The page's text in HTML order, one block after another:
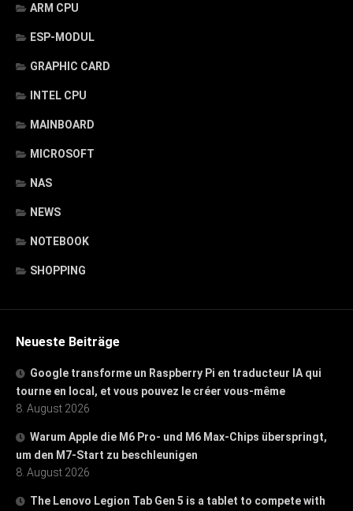
ARM CPU
ESP-MODUL
GRAPHIC CARD
INTEL CPU
MAINBOARD
MICROSOFT
NAS
NEWS
NOTEBOOK
SHOPPING
Neueste Beiträge
Google transforme un Raspberry Pi en traducteur IA qui
tourne en local, et vous pouvez le créer vous-même
8. August 2026
Warum Apple die M6 Pro- und M6 Max-Chips überspringt,
um den M7-Start zu beschleunigen
8. August 2026
The Lenovo Legion Tab Gen 5 is a tablet to compete with